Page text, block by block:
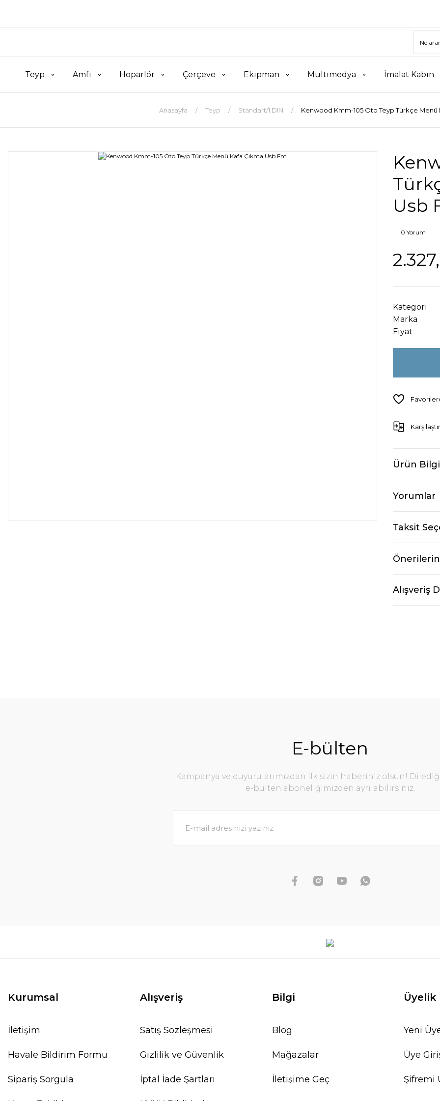
Teyp Amfi Hoparlör Çerçeve Ekipman Multimedya İmalat Kabin
Anasayfa Teyp Standart/1 DIN Kenwood Kmm-105 Oto Teyp Türkçe Menü
Usb
0 Yorum
Kategori
Marka
Fiyat
Karşılaştır
Ürün
Yorumlar
Taksit
Alışveriş
E-bülten
Kampanya ve duyurularımızdan ilk sizin haberiniz olsun!
e-bülten aboneliğimizden ayrılabilirsiniz.
Kurumsal
İletişim
Havale Bildirim Formu
Sipariş Sorgula
Alışveriş
Satış Sözleşmesi
Gizlilik ve Güvenlik
İptal İade Şartları
Bilgi
Blog
Mağazalar
İletişime Geç
Üyelik
Yeni
Üye
Şifremi